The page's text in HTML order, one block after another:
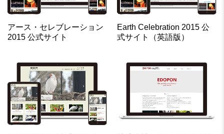
アース・セレブレーション
2015 公式サイト
Earth Celebration 2015 公
式サイト（英語版）